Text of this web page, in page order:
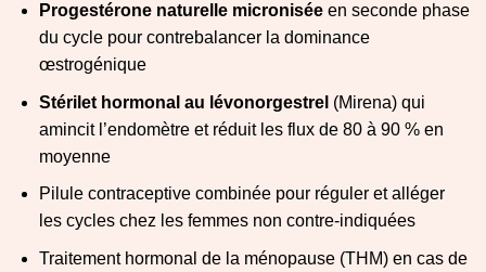
Progestérone naturelle microniséeen seconde phase
du cycle pour contrebalancer la dominance
œstrogénique
Stérilet hormonal au lévonorgestrel (Mirena) qui
amincit l’endomètre et réduit les flux de 80 à 90 % en
moyenne
Pilule contraceptive combinée pour réguler et alléger
les cycles chez les femmes non contre-indiquées
Traitement hormonal de la ménopause (THM) en cas de